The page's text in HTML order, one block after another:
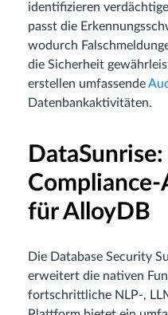
identifizieren
passt die
wodurch
die Sicherheit
erstellen umfassende
Datenbankaktivitäten.
für AlloyDB
Die Database Security
erweitert die nativen
fortschrittliche NLP-,